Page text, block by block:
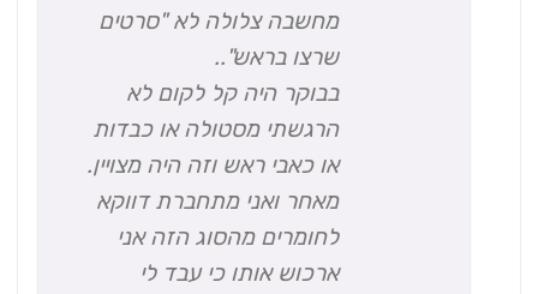
מחשבה צלולה לא "סרטים
שרצו בראש"..
בבוקר היה קל לקום לא
הרגשתי מסטולה או כבדות
או כאבי ראש וזה היה מצויין.
מאחר ואני מתחברת דווקא
לחומרים מהסוג הזה אני
ארכוש אותו כי עבד לי